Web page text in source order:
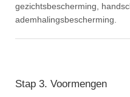
gezichtsbescherming,
ademhalingsbescherming.
Stap 3. Voormengen